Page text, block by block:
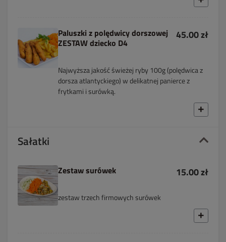
Paluszki z polędwicy dorszowej
ZESTAW dziecko D4
45.00 zł
Najwyższa jakość świeżej ryby 100g (polędwica z
dorsza atlantyckiego) w delikatnej panierce z
frytkami i surówką.
Sałatki
Zestaw surówek 15.00 zł
zestaw trzech firmowych surówek